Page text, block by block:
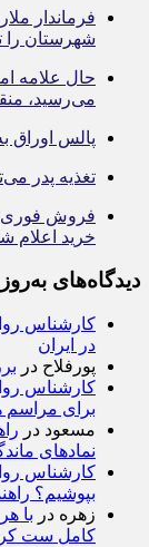
فرماندار
شهرستان را
حال علامه
می‌رسید،
پالس اوراق
تغذیه پدر
فروش فوری
خرید اعلام
دیدگاه‌های
کارشناس
در ایران
پورفلاح در
کارشناس
برای مراسم
مسعود در
نمادهای
کارشناس
بپوشیم؟
زهره در با
کامل ست